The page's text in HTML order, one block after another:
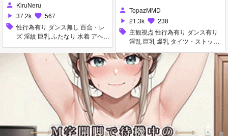
person KiruNeru
play_arrow 37.2k favorite 567
sell 性行為有り ダンス無し 百合・レ
ズ 淫紋 巨乳 ふたなり 水着 アヘ顔
フェラ
person TopazMMD
play_arrow 21.3k favorite 238
sell 主観視点 性行為有り ダンス有り
淫乱 巨乳 爆乳 タイツ・ストッキ
メガネ 女性上位